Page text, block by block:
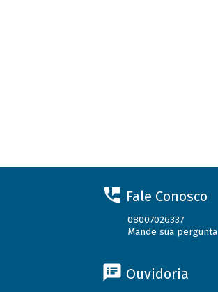
Fale Conosco
08007026337
Mande sua pergunta
Ouvidoria